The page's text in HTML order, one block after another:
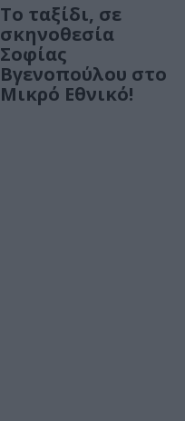
Το ταξίδι, σε
σκηνοθεσία
Σοφίας
Βγενοπούλου στο
Μικρό Εθνικό!